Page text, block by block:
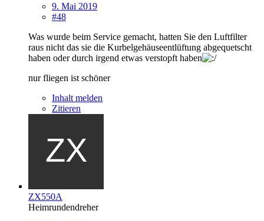
9. Mai 2019
#48
Was wurde beim Service gemacht, hatten Sie den Luftfilter
raus nicht das sie die Kurbelgehäuseentlüftung abgequetscht
haben oder durch irgend etwas verstopft haben
nur fliegen ist schöner
Inhalt melden
Zitieren
ZX550A
Heimrundendreher